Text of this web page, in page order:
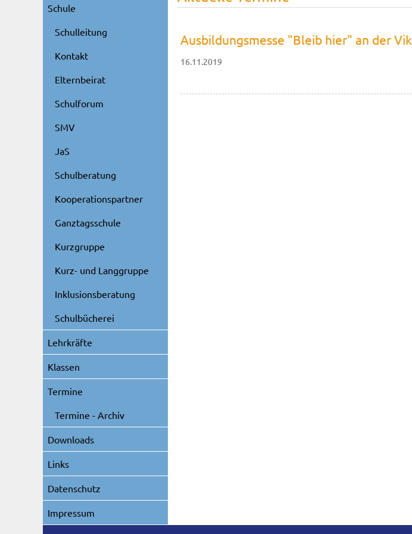
Ausbildungsmesse "Bleib hier" an der
16.11.2019
Schule
Schulleitung
Kontakt
Elternbeirat
Schulforum
SMV
JaS
Schulberatung
Kooperationspartner
Ganztagsschule
Kurzgruppe
Kurz- und Langgruppe
Inklusionsberatung
Schulbücherei
Lehrkräfte
Klassen
Termine
Termine - Archiv
Downloads
Links
Datenschutz
Impressum